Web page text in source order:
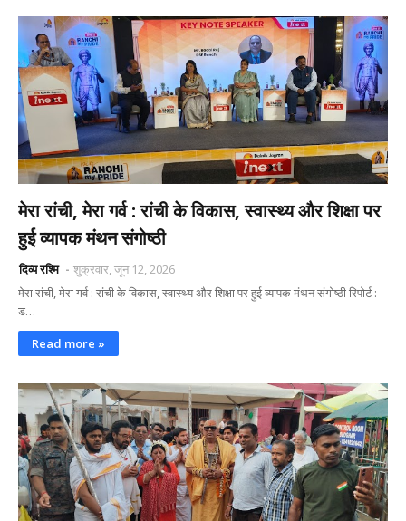
मेरा रांची, मेरा गर्व : रांची के विकास, स्वास्थ्य और शिक्षा पर
हुई व्यापक मंथन संगोष्ठी
दिव्य रश्मि
शुक्रवार, जून 12, 2026
मेरा रांची, मेरा गर्व : रांची के विकास, स्वास्थ्य और शिक्षा पर हुई व्यापक मंथन संगोष्ठी रिपोर्ट :
ड…
Read more »